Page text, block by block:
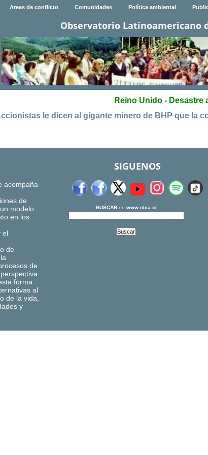
Areas de conflicto Comunidades Política ambiental
Observatorio Latinoamericano
Reino Unido - Desastre
le dicen al gigante minero de BHP que la
acompaña
de
modelo
en los
el
de
de
forma
al
de la vida,
y
SIGUENOS
BUSCARen www.olca.cl